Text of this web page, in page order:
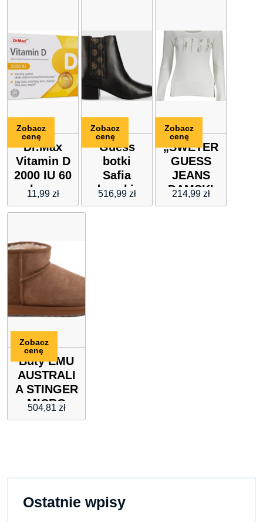
Dr.Max
Vitamin D
2000 IU 60
kaps
11,99 zł
Zobacz
cenę
Guess
botki
Safia
damskie
kolor
516,99 zł
Zobacz
cenę
„SWETER
GUESS
JEANS
DAMSKI
BIAŁY”
214,99 zł
Zobacz
cenę
Buty EMU
AUSTRALI
A STINGER
MICRO
CHESTNUT
504,81 zł
Zobacz
cenę
Ostatnie wpisy